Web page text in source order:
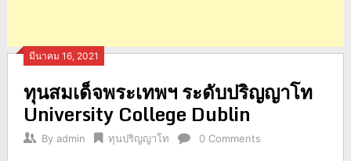
มีนาคม 16, 2021
ทุนสมเด็จพระเทพฯ ระดับปริญญาโท
University College Dublin
By admin ทุนปริญญาโท 0 Comments